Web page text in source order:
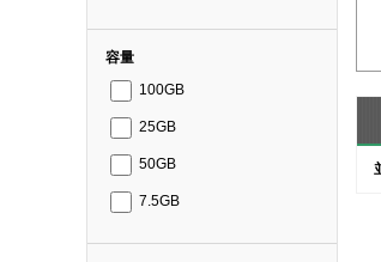
容量
100GB
25GB
50GB
7.5GB